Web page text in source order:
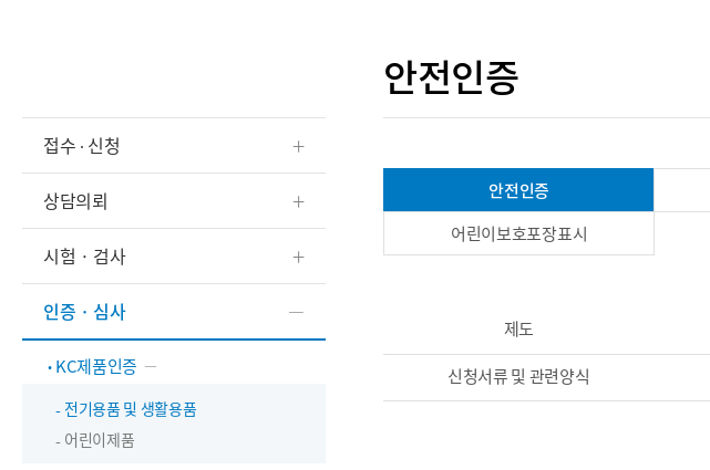
접수 ∙ 신청
상담의뢰
시험 · 검사
인증 · 심사
KC제품인증
전기용품 및 생활용품
어린이제품
안전인증
안전인증
어린이보호포장표시
제도
신청서류 및 관련양식